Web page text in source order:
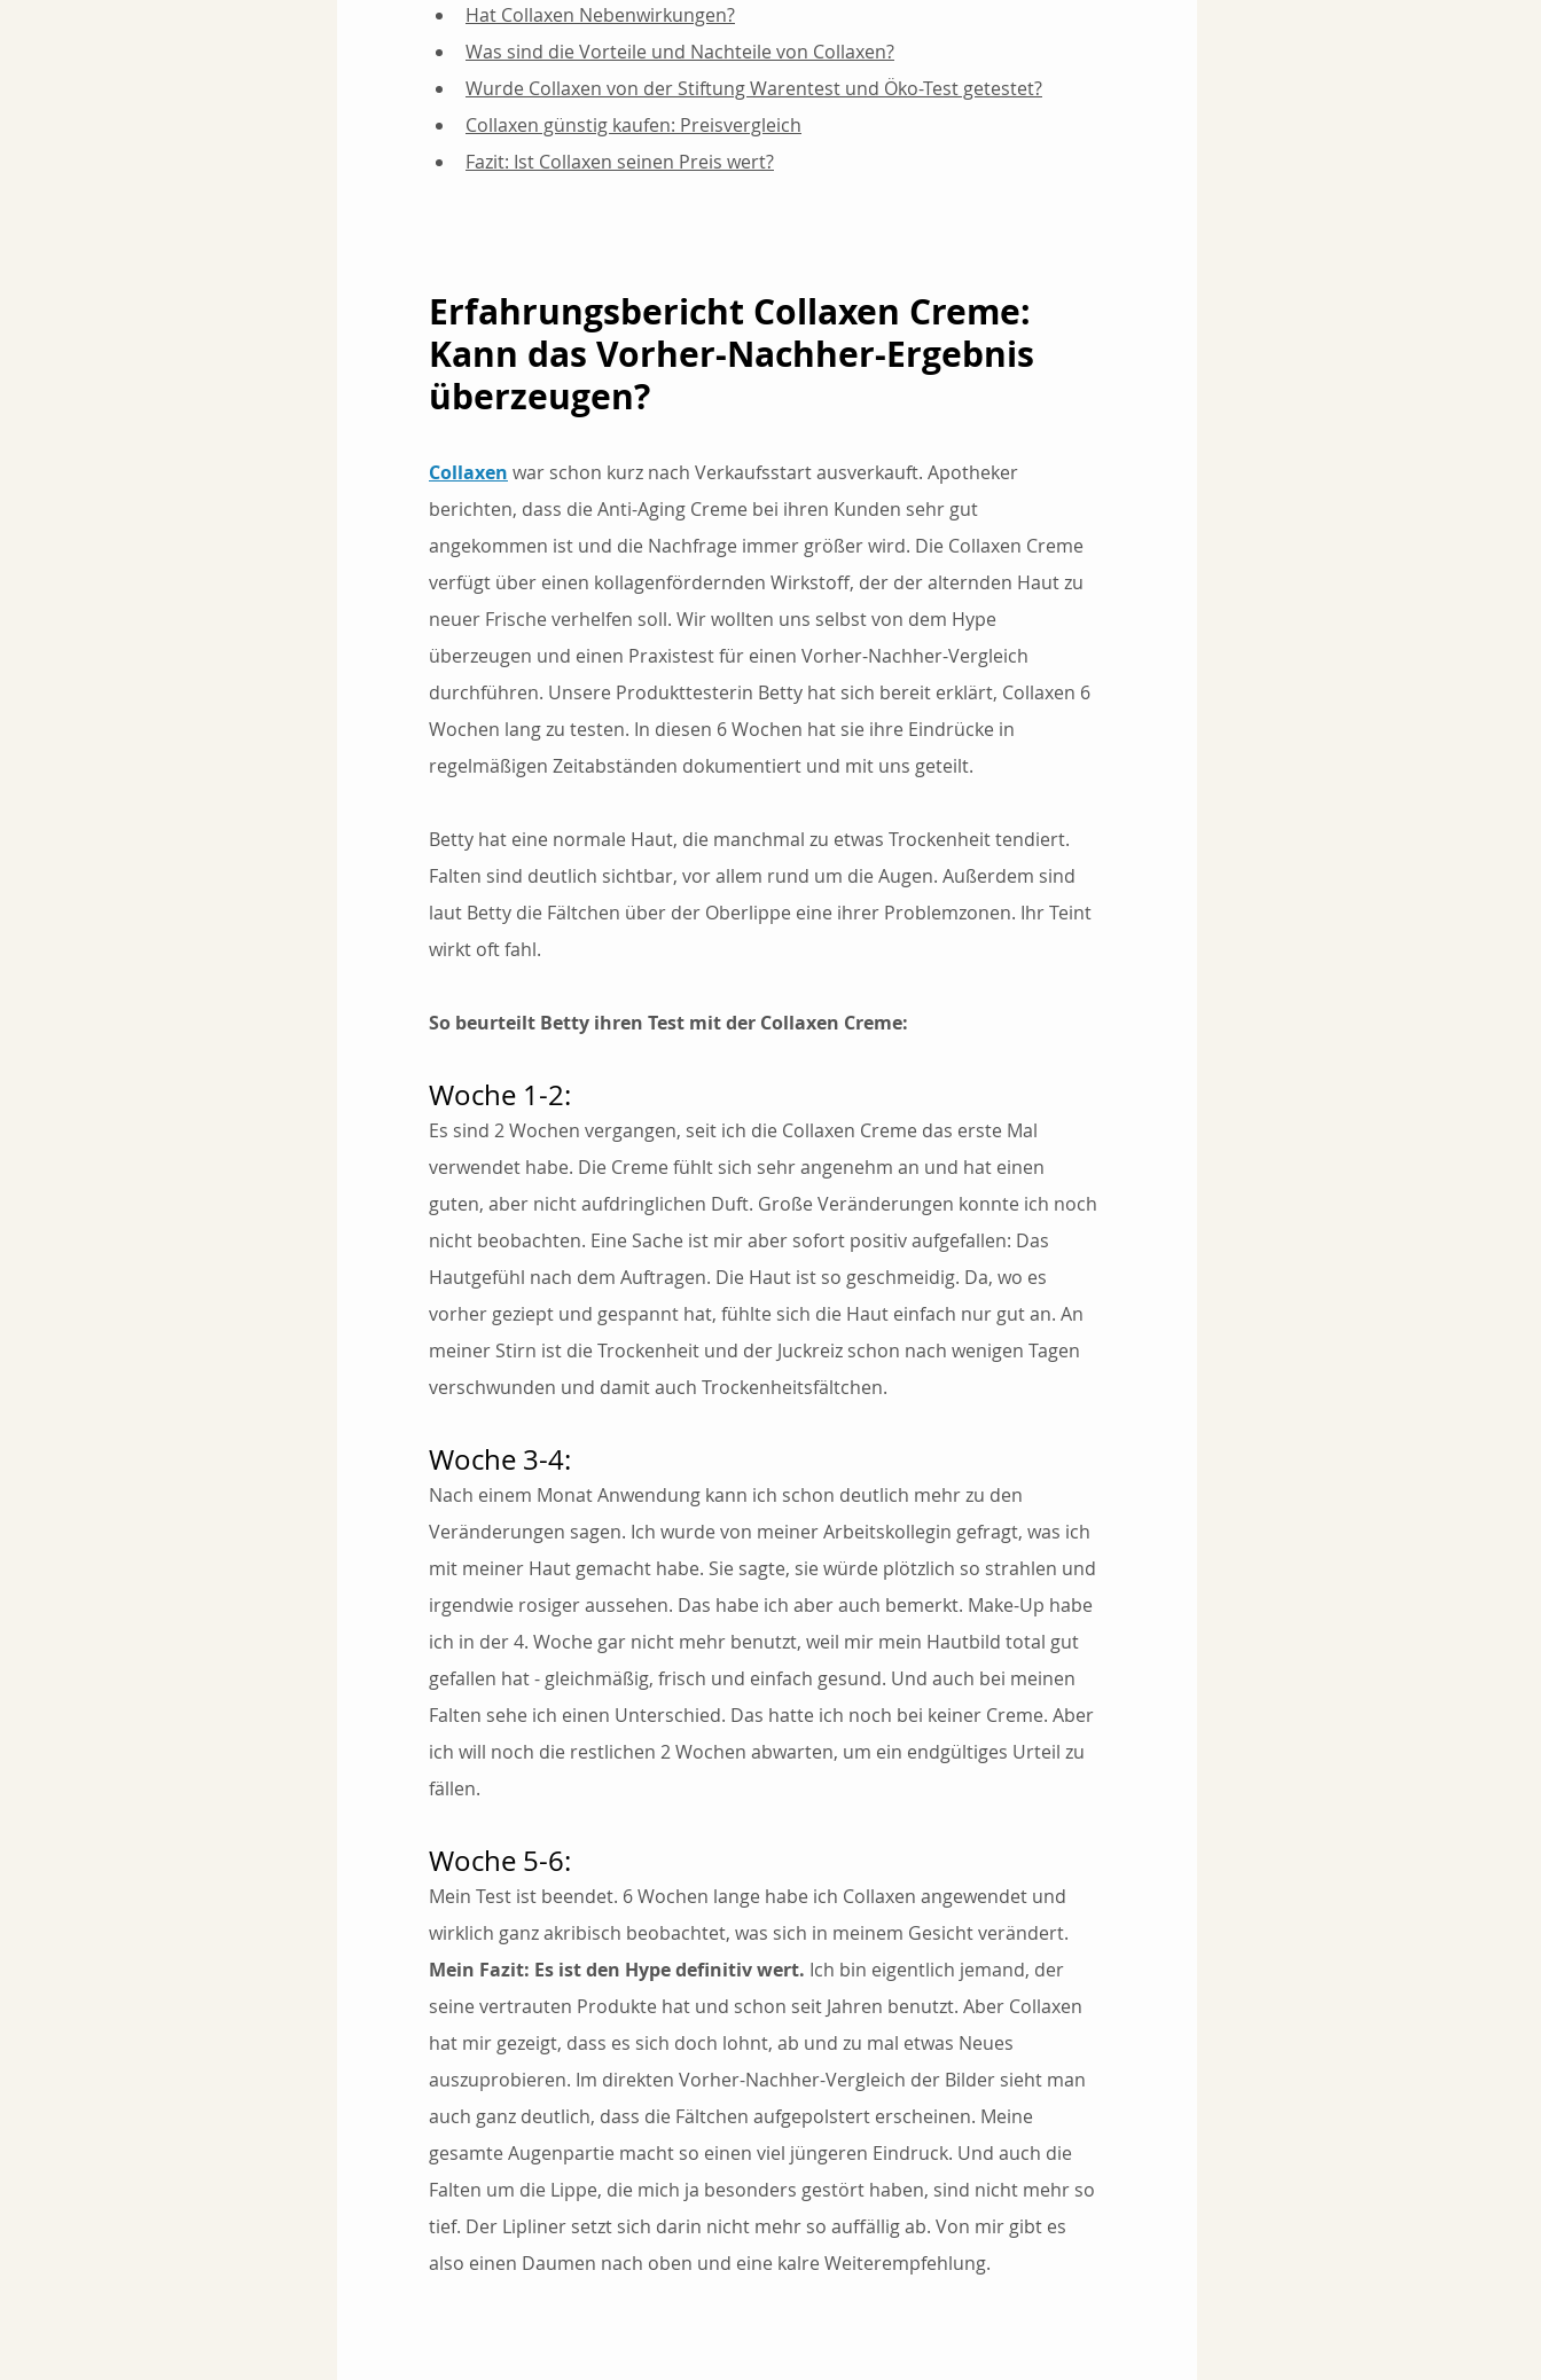
Hat Collaxen Nebenwirkungen?
Was sind die Vorteile und Nachteile von Collaxen?
Wurde Collaxen von der Stiftung Warentest und Öko-Test getestet?
Collaxen günstig kaufen: Preisvergleich
Fazit: Ist Collaxen seinen Preis wert?
Erfahrungsbericht Collaxen Creme:
Kann das Vorher-Nachher-Ergebnis
überzeugen?
Collaxen war schon kurz nach Verkaufsstart ausverkauft. Apotheker
berichten, dass die Anti-Aging Creme bei ihren Kunden sehr gut
angekommen ist und die Nachfrage immer größer wird. Die Collaxen Creme
verfügt über einen kollagenfördernden Wirkstoff, der der alternden Haut zu
neuer Frische verhelfen soll. Wir wollten uns selbst von dem Hype
überzeugen und einen Praxistest für einen Vorher-Nachher-Vergleich
durchführen. Unsere Produkttesterin Betty hat sich bereit erklärt, Collaxen 6
Wochen lang zu testen. In diesen 6 Wochen hat sie ihre Eindrücke in
regelmäßigen Zeitabständen dokumentiert und mit uns geteilt.
Betty hat eine normale Haut, die manchmal zu etwas Trockenheit tendiert.
Falten sind deutlich sichtbar, vor allem rund um die Augen. Außerdem sind
laut Betty die Fältchen über der Oberlippe eine ihrer Problemzonen. Ihr Teint
wirkt oft fahl.
So beurteilt Betty ihren Test mit der Collaxen Creme:
Woche 1-2:
Es sind 2 Wochen vergangen, seit ich die Collaxen Creme das erste Mal
verwendet habe. Die Creme fühlt sich sehr angenehm an und hat einen
guten, aber nicht aufdringlichen Duft. Große Veränderungen konnte ich noch
nicht beobachten. Eine Sache ist mir aber sofort positiv aufgefallen: Das
Hautgefühl nach dem Auftragen. Die Haut ist so geschmeidig. Da, wo es
vorher geziept und gespannt hat, fühlte sich die Haut einfach nur gut an. An
meiner Stirn ist die Trockenheit und der Juckreiz schon nach wenigen Tagen
verschwunden und damit auch Trockenheitsfältchen.
Woche 3-4:
Nach einem Monat Anwendung kann ich schon deutlich mehr zu den
Veränderungen sagen. Ich wurde von meiner Arbeitskollegin gefragt, was ich
mit meiner Haut gemacht habe. Sie sagte, sie würde plötzlich so strahlen und
irgendwie rosiger aussehen. Das habe ich aber auch bemerkt. Make-Up habe
ich in der 4. Woche gar nicht mehr benutzt, weil mir mein Hautbild total gut
gefallen hat - gleichmäßig, frisch und einfach gesund. Und auch bei meinen
Falten sehe ich einen Unterschied. Das hatte ich noch bei keiner Creme. Aber
ich will noch die restlichen 2 Wochen abwarten, um ein endgültiges Urteil zu
fällen.
Woche 5-6:
Mein Test ist beendet. 6 Wochen lange habe ich Collaxen angewendet und
wirklich ganz akribisch beobachtet, was sich in meinem Gesicht verändert.
Mein Fazit: Es ist den Hype definitiv wert. Ich bin eigentlich jemand, der
seine vertrauten Produkte hat und schon seit Jahren benutzt. Aber Collaxen
hat mir gezeigt, dass es sich doch lohnt, ab und zu mal etwas Neues
auszuprobieren. Im direkten Vorher-Nachher-Vergleich der Bilder sieht man
auch ganz deutlich, dass die Fältchen aufgepolstert erscheinen. Meine
gesamte Augenpartie macht so einen viel jüngeren Eindruck. Und auch die
Falten um die Lippe, die mich ja besonders gestört haben, sind nicht mehr so
tief. Der Lipliner setzt sich darin nicht mehr so auffällig ab. Von mir gibt es
also einen Daumen nach oben und eine kalre Weiterempfehlung.